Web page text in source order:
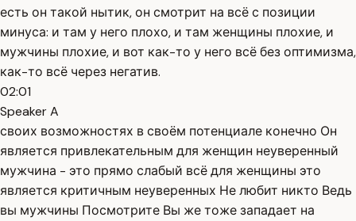
есть он такой нытик, он смотрит на всё с позиции
минуса: и там у него плохо, и там женщины плохие, и
мужчины плохие, и вот как-то у него всё без оптимизма,
как-то всё через негатив.
02:01
Speaker A
своих возможностях в своём потенциале конечно Он
является привлекательным для женщин неуверенный
мужчина - это прямо слабый всё для женщины это
является критичным неуверенных Не любит никто Ведь
вы мужчины Посмотрите Вы же тоже западает на